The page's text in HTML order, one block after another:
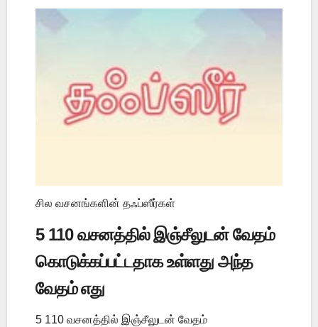
சில வசனங்களின் தஃப்ஸீர்கள்
5 110 வசனத்தில் இஞ்சீலுடன் வேதம்
கொடுக்கப்பட்டதாக உள்ளது அந்த
வேதம் எது
5 110 வசனத்தில் இஞ்சீலுடன் வேதம்